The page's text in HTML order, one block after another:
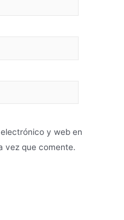
y web en
vez que comente.